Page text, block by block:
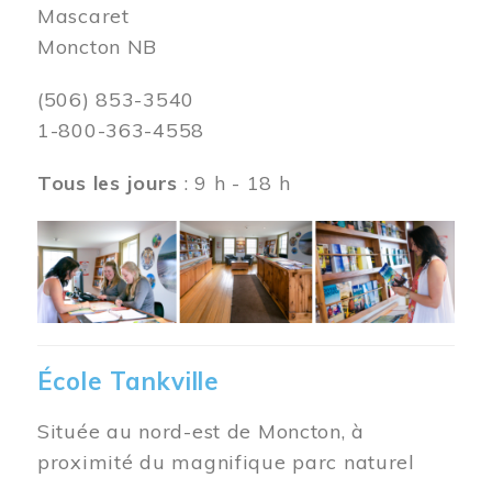
Mascaret
Moncton NB
(506) 853-3540
1-800-363-4558
Tous les jours : 9 h - 18 h
Image
École Tankville
Située au nord-est de Moncton, à
proximité du magnifique parc naturel